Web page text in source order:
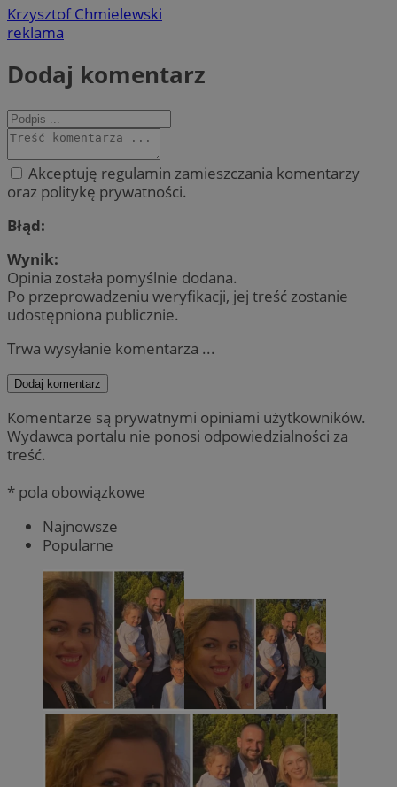
Krzysztof Chmielewski
reklama
Dodaj komentarz
Akceptuję regulamin zamieszczania komentarzy
oraz politykę prywatności.
Błąd:
Wynik:
Opinia została pomyślnie dodana.
Po przeprowadzeniu weryfikacji, jej treść zostanie
udostępniona publicznie.
Trwa wysyłanie komentarza ...
Dodaj komentarz
Komentarze są prywatnymi opiniami użytkowników.
Wydawca portalu nie ponosi odpowiedzialności za
treść.
* pola obowiązkowe
Najnowsze
Popularne